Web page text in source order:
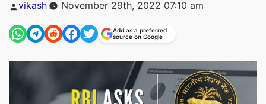
Posted
vikash November 29th, 2022 07:10 am
Add as a preferred
source on Google